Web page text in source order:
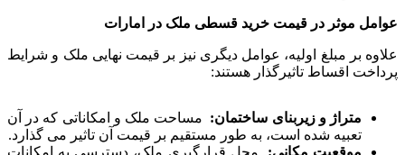
عوامل موثر در قیمت خرید قسطی ملک در امارات
علاوه بر مبلغ اولیه، عوامل دیگری نیز بر قیمت نهایی ملک و شرایط
پرداخت اقساط تاثیرگذار هستند:
متراژ و زیربنای ساختمان: مساحت ملک و امکاناتی که در آن
تعبیه شده است، به طور مستقیم بر قیمت آن تاثیر می گذارد.
موقعیت مکانی:
محل قرارگیری ملک، دسترسی به امکانات